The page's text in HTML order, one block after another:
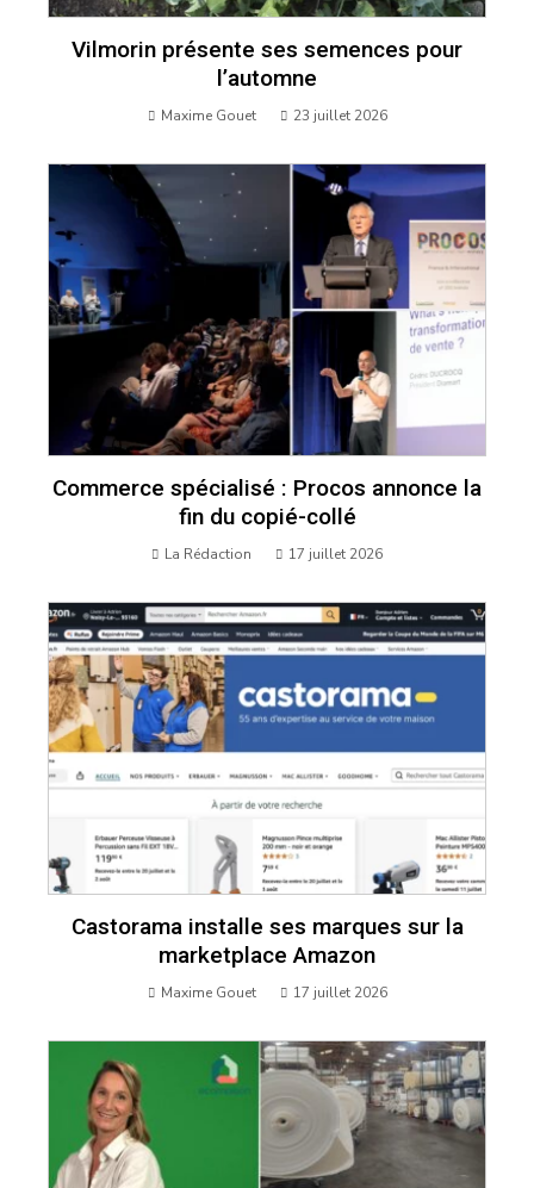
Vilmorin présente ses semences pour
l’automne
Maxime Gouet 23 juillet 2026
Commerce spécialisé : Procos annonce la
fin du copié-collé
La Rédaction 17 juillet 2026
Castorama installe ses marques sur la
marketplace Amazon
Maxime Gouet 17 juillet 2026